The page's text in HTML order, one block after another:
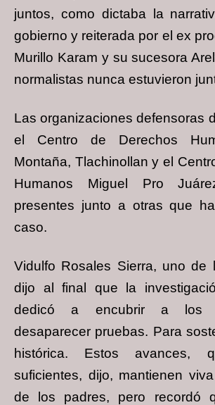
juntos, como dictaba la
gobierno y reiterada por el ex
Murillo Karam y su sucesora
normalistas nunca estuvieron
Las organizaciones defensoras
el Centro de Derechos
Montaña, Tlachinollan y el
Humanos Miguel Pro
presentes junto a otras que
caso.
Vidulfo Rosales Sierra, uno de
dijo al final que la
dedicó a encubrir a los
desaparecer pruebas. Para
histórica. Estos avances,
suficientes, dijo, mantienen
de los padres, pero recordó